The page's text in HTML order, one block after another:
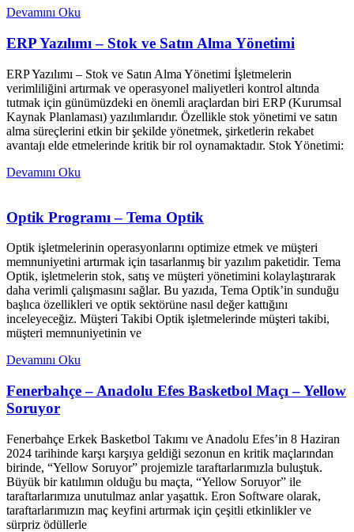
Devamını Oku
ERP Yazılımı – Stok ve Satın Alma Yönetimi
ERP Yazılımı – Stok ve Satın Alma Yönetimi İşletmelerin
verimliliğini artırmak ve operasyonel maliyetleri kontrol altında
tutmak için günümüzdeki en önemli araçlardan biri ERP (Kurumsal
Kaynak Planlaması) yazılımlarıdır. Özellikle stok yönetimi ve satın
alma süreçlerini etkin bir şekilde yönetmek, şirketlerin rekabet
avantajı elde etmelerinde kritik bir rol oynamaktadır. Stok Yönetimi:
Devamını Oku
Optik Programı – Tema Optik
Optik işletmelerinin operasyonlarını optimize etmek ve müşteri
memnuniyetini artırmak için tasarlanmış bir yazılım paketidir. Tema
Optik, işletmelerin stok, satış ve müşteri yönetimini kolaylaştırarak
daha verimli çalışmasını sağlar. Bu yazıda, Tema Optik’in sunduğu
başlıca özellikleri ve optik sektörüne nasıl değer kattığını
inceleyeceğiz. Müşteri Takibi Optik işletmelerinde müşteri takibi,
müşteri memnuniyetinin ve
Devamını Oku
Fenerbahçe – Anadolu Efes Basketbol Maçı – Yellow
Soruyor
Fenerbahçe Erkek Basketbol Takımı ve Anadolu Efes’in 8 Haziran
2024 tarihinde karşı karşıya geldiği sezonun en kritik maçlarından
birinde, “Yellow Soruyor” projemizle taraftarlarımızla buluştuk.
Büyük bir katılımın olduğu bu maçta, “Yellow Soruyor” ile
taraftarlarımıza unutulmaz anlar yaşattık. Eron Software olarak,
taraftarlarımızın maç keyfini artırmak için çeşitli etkinlikler ve
sürpriz ödüllerle